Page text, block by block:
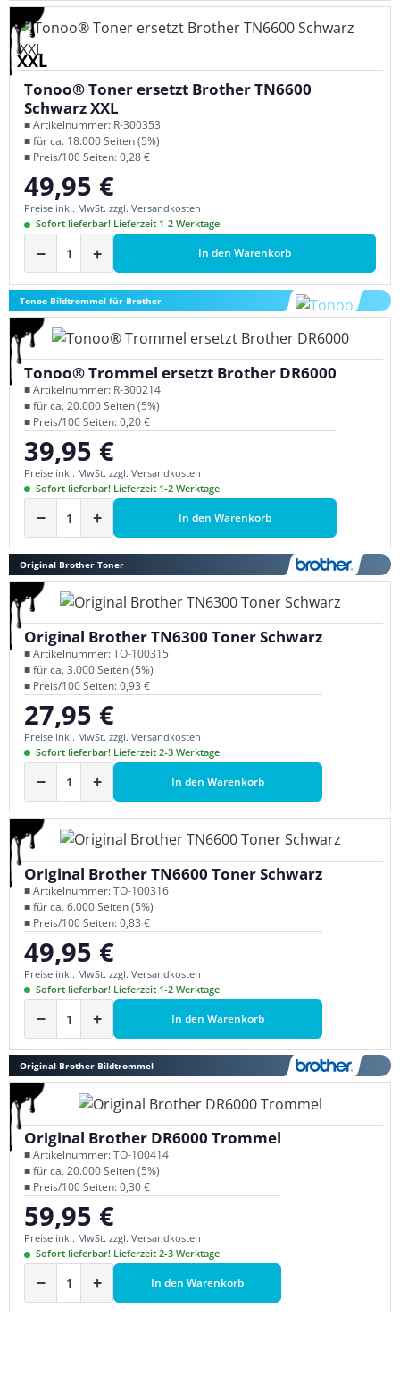
XXL
Tonoo® Toner ersetzt Brother TN6600
Schwarz XXL
■ Artikelnummer: R-300353
■ für ca. 18.000 Seiten (5%)
■ Preis/100 Seiten: 0,28 €
Regulärer Preis:
49,95 €
Preise inkl. MwSt. zzgl. Versandkosten
Sofort lieferbar! Lieferzeit 1-2 Werktage
− + In den Warenkorb
Tonoo Bildtrommel für Brother
Tonoo® Trommel ersetzt Brother DR6000
■ Artikelnummer: R-300214
■ für ca. 20.000 Seiten (5%)
■ Preis/100 Seiten: 0,20 €
Regulärer Preis:
39,95 €
Preise inkl. MwSt. zzgl. Versandkosten
Sofort lieferbar! Lieferzeit 1-2 Werktage
− + In den Warenkorb
Original Brother Toner
Original Brother TN6300 Toner Schwarz
■ Artikelnummer: TO-100315
■ für ca. 3.000 Seiten (5%)
■ Preis/100 Seiten: 0,93 €
Regulärer Preis:
27,95 €
Preise inkl. MwSt. zzgl. Versandkosten
Sofort lieferbar! Lieferzeit 2-3 Werktage
− + In den Warenkorb
Original Brother TN6600 Toner Schwarz
■ Artikelnummer: TO-100316
■ für ca. 6.000 Seiten (5%)
■ Preis/100 Seiten: 0,83 €
Regulärer Preis:
49,95 €
Preise inkl. MwSt. zzgl. Versandkosten
Sofort lieferbar! Lieferzeit 1-2 Werktage
− + In den Warenkorb
Original Brother Bildtrommel
Original Brother DR6000 Trommel
■ Artikelnummer: TO-100414
■ für ca. 20.000 Seiten (5%)
■ Preis/100 Seiten: 0,30 €
Regulärer Preis:
59,95 €
Preise inkl. MwSt. zzgl. Versandkosten
Sofort lieferbar! Lieferzeit 2-3 Werktage
− + In den Warenkorb